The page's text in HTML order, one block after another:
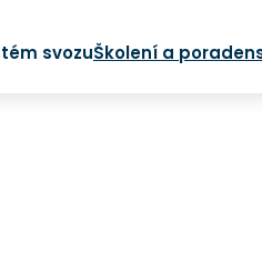
svozuŠkolení a